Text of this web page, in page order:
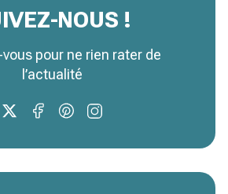
NOUS !
pour ne rien rater de
l’actualité